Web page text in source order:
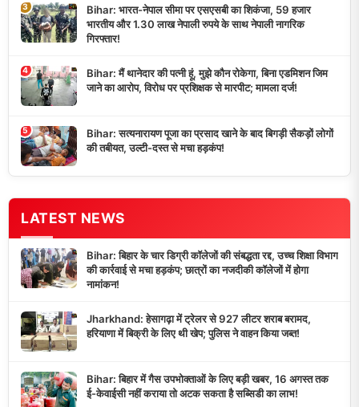
3
Bihar: भारत-नेपाल सीमा पर एसएसबी का शिकंजा, 59 हजार
भारतीय और 1.30 लाख नेपाली रुपये के साथ नेपाली नागरिक
गिरफ्तार!
4
Bihar: मैं थानेदार की पत्नी हूं, मुझे कौन रोकेगा, बिना एडमिशन जिम
जाने का आरोप, विरोध पर प्रशिक्षक से मारपीट; मामला दर्ज!
5
Bihar: सत्यनारायण पूजा का प्रसाद खाने के बाद बिगड़ी सैकड़ों लोगों
की तबीयत, उल्टी-दस्त से मचा हड़कंप!
LATEST NEWS
Bihar: बिहार के चार डिग्री कॉलेजों की संबद्धता रद्द, उच्च शिक्षा विभाग
की कार्रवाई से मचा हड़कंप; छात्रों का नजदीकी कॉलेजों में होगा
नामांकन!
Jharkhand: हेसागढ़ा में ट्रेलर से 927 लीटर शराब बरामद,
हरियाणा में बिक्री के लिए थी खेप; पुलिस ने वाहन किया जब्त!
Bihar: बिहार में गैस उपभोक्ताओं के लिए बड़ी खबर, 16 अगस्त तक
ई-केवाईसी नहीं कराया तो अटक सकता है सब्सिडी का लाभ!